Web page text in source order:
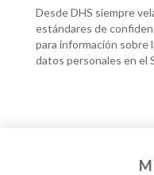
Desde DHS siempre
estándares de
para información
datos personales en el